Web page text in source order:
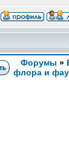
Форумы »
флора и